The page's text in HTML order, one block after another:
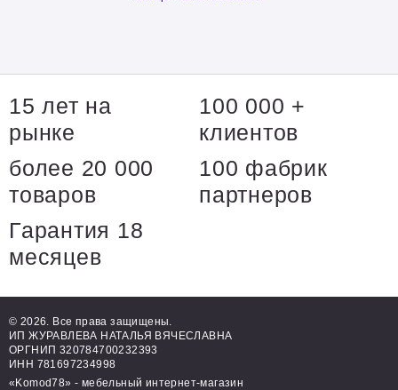
15 лет на
рынке
100 000 +
клиентов
более 20 000
товаров
100 фабрик
партнеров
Гарантия 18
месяцев
© 2026. Все права защищены.
ИП ЖУРАВЛЕВА НАТАЛЬЯ ВЯЧЕСЛАВНА
ОРГНИП 320784700232393
ИНН 781697234998
«Komod78» - мебельный интернет-магазин